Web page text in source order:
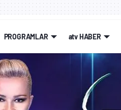
PROGRAMLAR atv HABER